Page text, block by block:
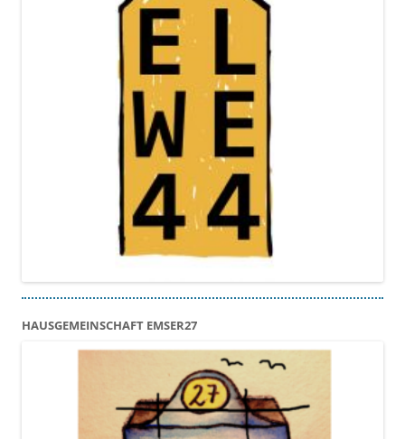
HAUSGEMEINSCHAFT EMSER27